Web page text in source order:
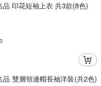
品 印花短袖上衣 共3款(8色)
品 雙層領連帽長袖洋裝(共2色)